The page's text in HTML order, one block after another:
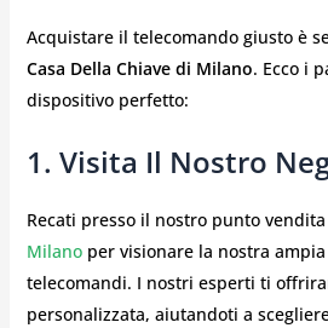
Acquistare il telecomando giusto è
Casa Della Chiave di Milano. Ecco i
dispositivo perfetto:
1. Visita Il Nostro
Recati presso il nostro punto
Milanoper visionare la nostra
telecomandi. I nostri esperti ti
personalizzata, aiutandoti a